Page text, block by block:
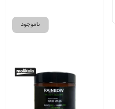
ناموجود